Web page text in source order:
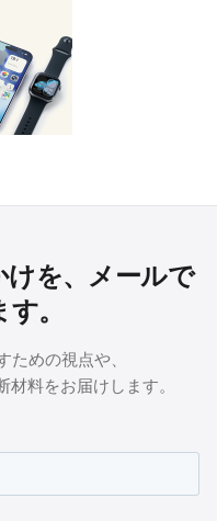
を、メールで
。
めの視点や、
料をお届けします。